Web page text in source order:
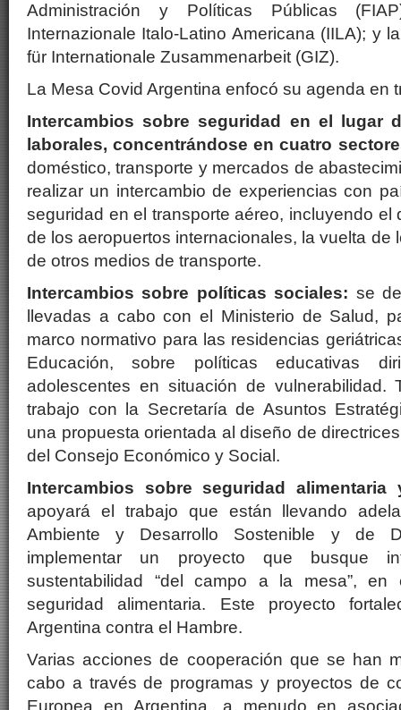
Administración y Políticas Públicas
Internazionale Italo-Latino Americana (IILA); y
für Internationale Zusammenarbeit (GIZ).
La Mesa Covid Argentina enfocó su agenda en
Intercambios sobre seguridad en el lugar
laborales, concentrándose en cuatro
doméstico, transporte y mercados de
realizar un intercambio de experiencias con
seguridad en el transporte aéreo, incluyendo el
de los aeropuertos internacionales, la vuelta de
de otros medios de transporte.
Intercambios sobre políticas sociales: se
llevadas a cabo con el Ministerio de Salud,
marco normativo para las residencias
Educación, sobre políticas educativas
adolescentes en situación de vulnerabilidad.
trabajo con la Secretaría de Asuntos
una propuesta orientada al diseño de
del Consejo Económico y Social.
Intercambios sobre seguridad alimentaria
apoyará el trabajo que están llevando
Ambiente y Desarrollo Sostenible y de
implementar un proyecto que busque
sustentabilidad “del campo a la mesa”,
seguridad alimentaria. Este proyecto
Argentina contra el Hambre.
Varias acciones de cooperación que se han
cabo a través de programas y proyectos de
Europea en Argentina, a menudo en